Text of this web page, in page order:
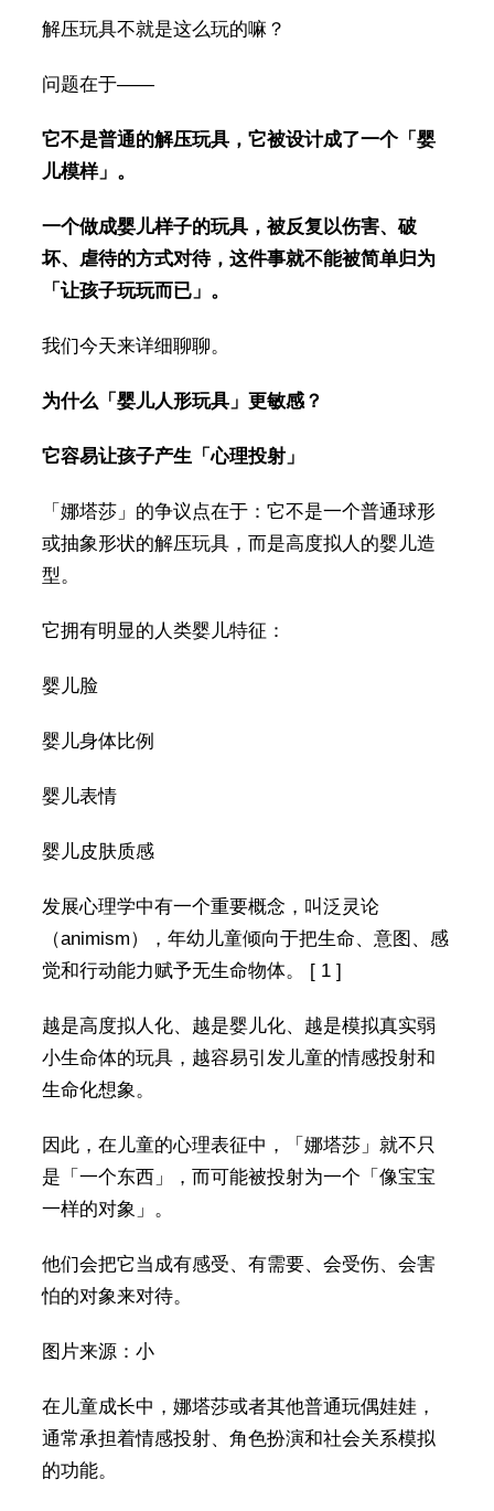
解压玩具不就是这么玩的嘛？
问题在于——
它不是普通的解压玩具，它被设计成了一个「婴
儿模样」。
一个做成婴儿样子的玩具，被反复以伤害、破
坏、虐待的方式对待，这件事就不能被简单归为
「让孩子玩玩而已」。
我们今天来详细聊聊。
为什么「婴儿人形玩具」更敏感？
它容易让孩子产生「心理投射」
「娜塔莎」的争议点在于：它不是一个普通球形
或抽象形状的解压玩具，而是高度拟人的婴儿造
型。
它拥有明显的人类婴儿特征：
婴儿脸
婴儿身体比例
婴儿表情
婴儿皮肤质感
发展心理学中有一个重要概念，叫泛灵论
（animism），年幼儿童倾向于把生命、意图、感
觉和行动能力赋予无生命物体。 [ 1 ]
越是高度拟人化、越是婴儿化、越是模拟真实弱
小生命体的玩具，越容易引发儿童的情感投射和
生命化想象。
因此，在儿童的心理表征中，「娜塔莎」就不只
是「一个东西」，而可能被投射为一个「像宝宝
一样的对象」。
他们会把它当成有感受、有需要、会受伤、会害
怕的对象来对待。
图片来源：小
在儿童成长中，娜塔莎或者其他普通玩偶娃娃，
通常承担着情感投射、角色扮演和社会关系模拟
的功能。